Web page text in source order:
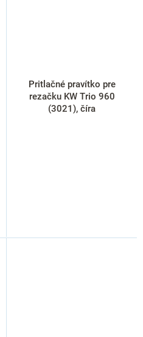
Pritlačné pravítko pre
rezačku KW Trio 960
(3021), číra